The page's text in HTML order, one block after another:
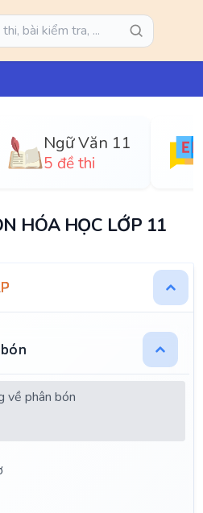
Ngữ Văn 11
5 đề thi
HÓA HỌC LỚP 11
về phân bón